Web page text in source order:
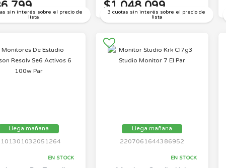
sin interés sobre el precio de
lista
3 cuotas sin interés sobre el precio de
lista
$1.048.099
Llega mañana
EN STOCK
Llega mañana
2207061644386952
EN STOCK